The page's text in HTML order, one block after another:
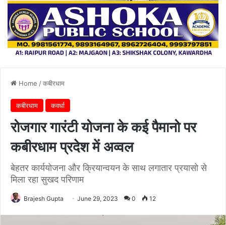
Home /कबीरधाम
कबीरधाम कवर्धा
रोजगार गारंटी योजना के कई पैमानो पर
कबीरधाम प्रदेश में अव्वल
बेहतर कार्ययोजना और क्रियान्वयन के साथ लगातार प्रयासो से
मिला रहा सुखद परिणाम
Brajesh Gupta June 29, 2023 0 12